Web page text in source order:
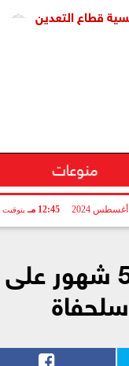
أجواء
منوعات
12:45 مـ بتوقيت
سؤال لرئيس مجلس الوزراء و 3 وزراء 5 شهور على